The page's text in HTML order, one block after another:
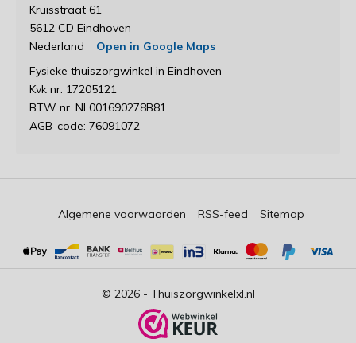
Kruisstraat 61
5612 CD Eindhoven
Nederland
Open in Google Maps
Fysieke thuiszorgwinkel in Eindhoven
Kvk nr. 17205121
BTW nr. NL001690278B81
AGB-code: 76091072
© 2026 - Thuiszorgwinkelxl.nl
Algemene voorwaarden RSS-feed Sitemap